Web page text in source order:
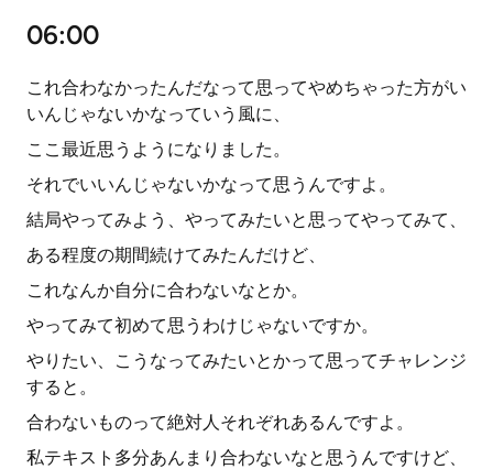
06:00
これ合わなかったんだなって思ってやめちゃった方がい
いんじゃないかなっていう風に、
ここ最近思うようになりました。
それでいいんじゃないかなって思うんですよ。
結局やってみよう、やってみたいと思ってやってみて、
ある程度の期間続けてみたんだけど、
これなんか自分に合わないなとか。
やってみて初めて思うわけじゃないですか。
やりたい、こうなってみたいとかって思ってチャレンジ
すると。
合わないものって絶対人それぞれあるんですよ。
私テキスト多分あんまり合わないなと思うんですけど、